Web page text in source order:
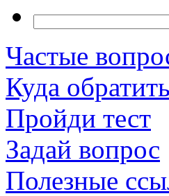
Частые
Куда
Пройди тест
Задай вопрос
Полезные